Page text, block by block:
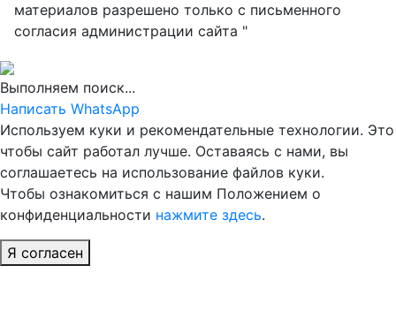
материалов разрешено только с письменного
согласия администрации сайта "
Выполняем поиск...
Написать WhatsApp
Используем куки и рекомендательные технологии. Это
чтобы сайт работал лучше. Оставаясь с нами, вы
соглашаетесь на использование файлов куки.
Чтобы ознакомиться с нашим Положением о
конфиденциальности нажмите здесь.
Я согласен